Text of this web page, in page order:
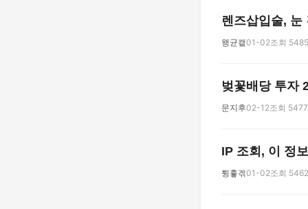
렌즈삽입술, 눈
왱균캩01-02조회 5485
벚꽃배당 투자
문지후02-12조회 5477
IP 조회, 이 정
튕흏겎01-02조회 5462